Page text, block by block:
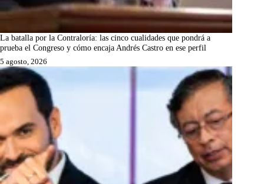
La batalla por la Contraloría: las cinco cualidades que pondrá a
prueba el Congreso y cómo encaja Andrés Castro en ese perfil
5 agosto, 2026